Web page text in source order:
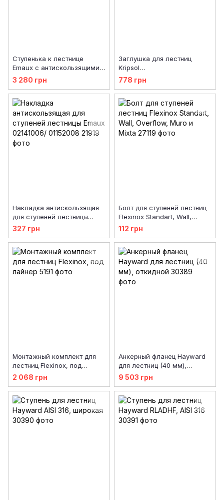
Ступенька к лестнице
Emaux с антискользящими
накладками 89070108
3 280 грн
Заглушка для лестниц
Kripsol
RES030.R/RLAD0005.00R
778 грн
Накладка антискользящая
для ступеней лестницы
Emaux 02141006/ 01152008
327 грн
Болт для ступеней лестниц
Flexinox Standart, Wall,
Overflow, Muro и Mixta
112 грн
Монтажный комплект для
лестниц Flexinox, под
лайнер
2 068 грн
Анкерный фланец Hayward
для лестниц (40 мм),
откидной
9 503 грн